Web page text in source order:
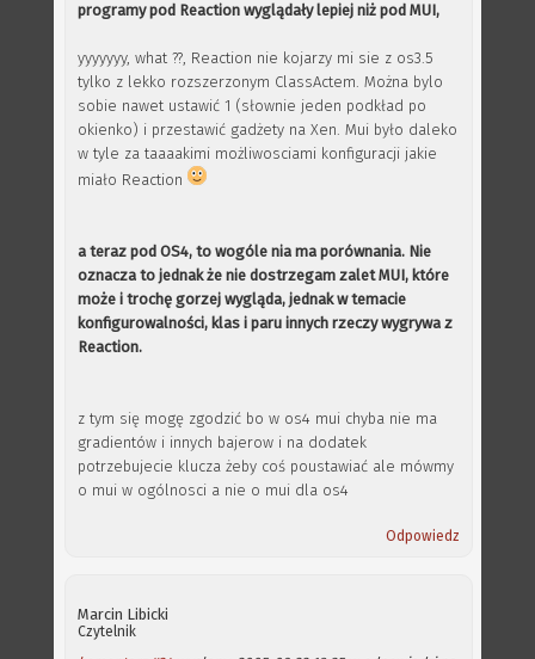
programy pod Reaction wyglądały lepiej niż pod MUI,
yyyyyyy, what ??, Reaction nie kojarzy mi sie z os3.5
tylko z lekko rozszerzonym ClassActem. Można bylo
sobie nawet ustawić 1 (słownie jeden podkład po
okienko) i przestawić gadżety na Xen. Mui było daleko
w tyle za taaaakimi możliwosciami konfiguracji jakie
miało Reaction
a teraz pod OS4, to wogóle nia ma porównania. Nie
oznacza to jednak że nie dostrzegam zalet MUI, które
może i trochę gorzej wygląda, jednak w temacie
konfigurowalności, klas i paru innych rzeczy wygrywa z
Reaction.
z tym się mogę zgodzić bo w os4 mui chyba nie ma
gradientów i innych bajerow i na dodatek
potrzebujecie klucza żeby coś poustawiać ale mówmy
o mui w ogólnosci a nie o mui dla os4
Odpowiedz
Marcin Libicki
Czytelnik